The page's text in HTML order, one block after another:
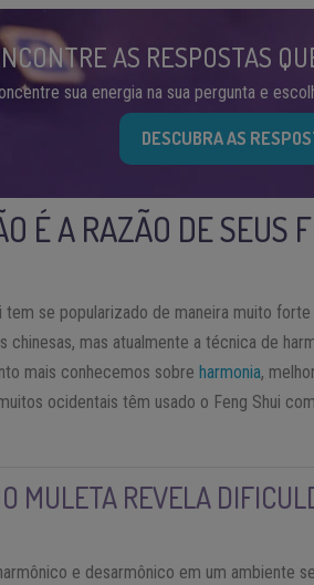
AS RESPOSTAS
sua energia na sua pergunta e
DESCUBRA AS
É A RAZÃO DE SEUS
tem se popularizado de maneira muito
chinesas, mas atualmente a técnica de
mais conhecemos sobre harmonia,
ocidentais têm usado o Feng Shui
MULETA REVELA
e desarmônico em um ambiente